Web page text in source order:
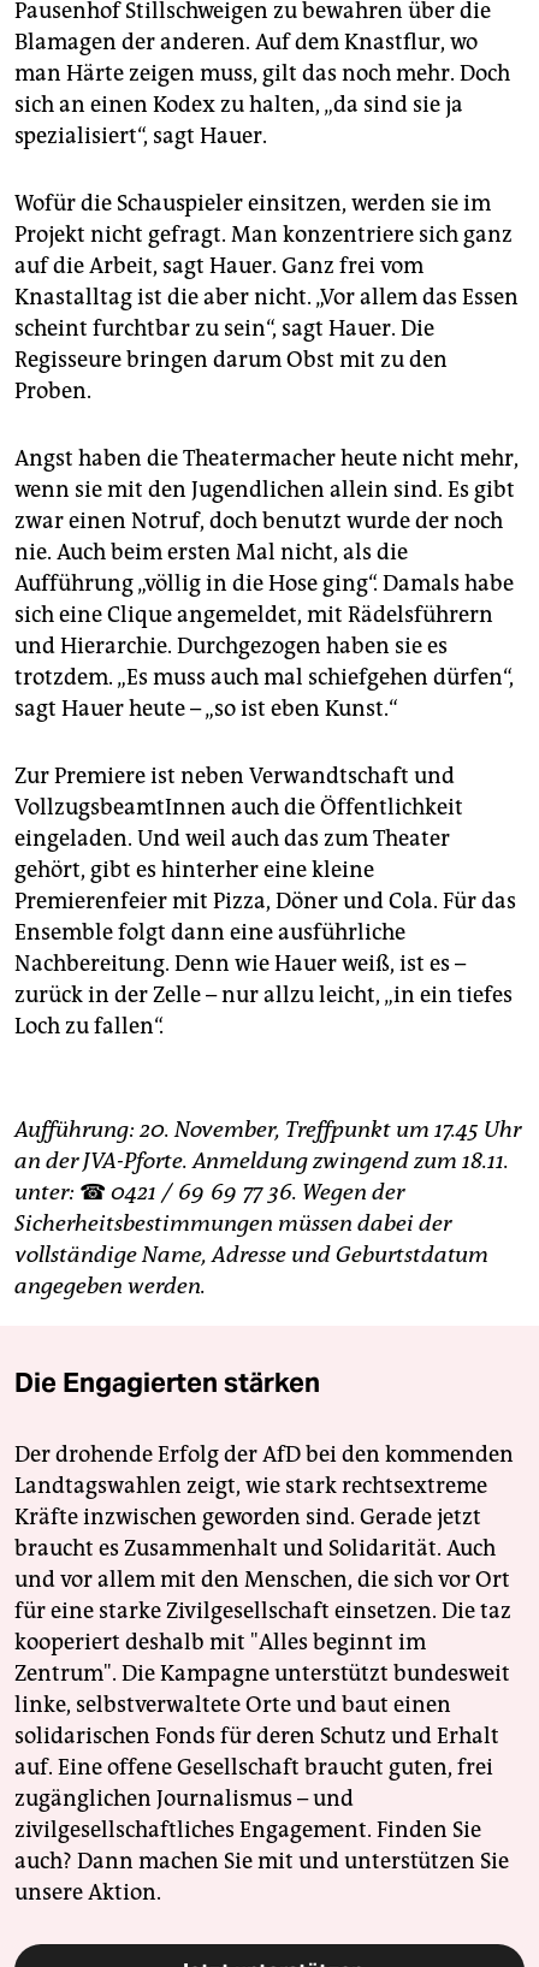
Pausenhof Stillschweigen zu bewahren über die
Blamagen der anderen. Auf dem Knastflur, wo
man Härte zeigen muss, gilt das noch mehr. Doch
sich an einen Kodex zu halten, „da sind sie ja
spezialisiert“, sagt Hauer.
Wofür die Schauspieler einsitzen, werden sie im
Projekt nicht gefragt. Man konzentriere sich ganz
auf die Arbeit, sagt Hauer. Ganz frei vom
Knastalltag ist die aber nicht. „Vor allem das Essen
scheint furchtbar zu sein“, sagt Hauer. Die
Regisseure bringen darum Obst mit zu den
Proben.
Angst haben die Theatermacher heute nicht mehr,
wenn sie mit den Jugendlichen allein sind. Es gibt
zwar einen Notruf, doch benutzt wurde der noch
nie. Auch beim ersten Mal nicht, als die
Aufführung „völlig in die Hose ging“. Damals habe
sich eine Clique angemeldet, mit Rädelsführern
und Hierarchie. Durchgezogen haben sie es
trotzdem. „Es muss auch mal schiefgehen dürfen“,
sagt Hauer heute – „so ist eben Kunst.“
Zur Premiere ist neben Verwandtschaft und
VollzugsbeamtInnen auch die Öffentlichkeit
eingeladen. Und weil auch das zum Theater
gehört, gibt es hinterher eine kleine
Premierenfeier mit Pizza, Döner und Cola. Für das
Ensemble folgt dann eine ausführliche
Nachbereitung. Denn wie Hauer weiß, ist es –
zurück in der Zelle – nur allzu leicht, „in ein tiefes
Loch zu fallen“.
Aufführung: 20. November, Treffpunkt um 17.45 Uhr
an der JVA-Pforte. Anmeldung zwingend zum 18.11.
unter: ☎ 0421 / 69 69 77 36. Wegen der
Sicherheitsbestimmungen müssen dabei der
vollständige Name, Adresse und Geburtstdatum
angegeben werden.
Die Engagierten stärken
Der drohende Erfolg der AfD bei den kommenden
Landtagswahlen zeigt, wie stark rechtsextreme
Kräfte inzwischen geworden sind. Gerade jetzt
braucht es Zusammenhalt und Solidarität. Auch
und vor allem mit den Menschen, die sich vor Ort
für eine starke Zivilgesellschaft einsetzen. Die taz
kooperiert deshalb mit "Alles beginnt im
Zentrum". Die Kampagne unterstützt bundesweit
linke, selbstverwaltete Orte und baut einen
solidarischen Fonds für deren Schutz und Erhalt
auf. Eine offene Gesellschaft braucht guten, frei
zugänglichen Journalismus – und
zivilgesellschaftliches Engagement. Finden Sie
auch? Dann machen Sie mit und unterstützen Sie
unsere Aktion.